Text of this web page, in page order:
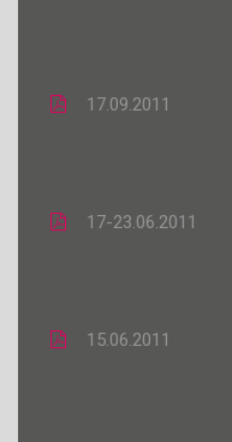
17.09.2011
17-23.06.2011
15.06.2011